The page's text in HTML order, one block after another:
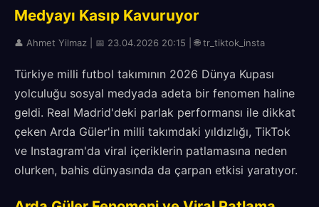
Medyayı Kasıp Kavuruyor
👤 Ahmet Yilmaz | 📅 23.04.2026 20:15 | 🌐 tr_tiktok_insta
Türkiye milli futbol takımının 2026 Dünya Kupası
yolculuğu sosyal medyada adeta bir fenomen haline
geldi. Real Madrid'deki parlak performansı ile dikkat
çeken Arda Güler'in milli takımdaki yıldızlığı, TikTok
ve Instagram'da viral içeriklerin patlamasına neden
olurken, bahis dünyasında da çarpan etkisi yaratıyor.